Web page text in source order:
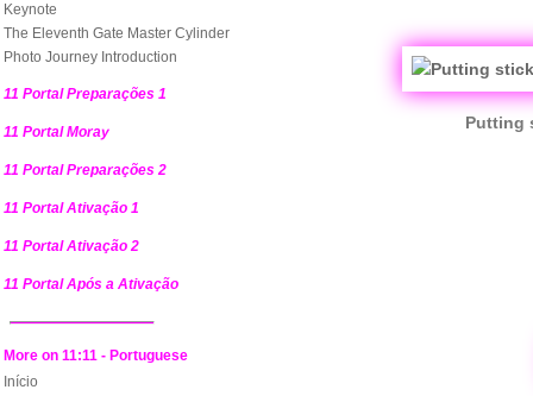
Putting
Keynote
The Eleventh Gate Master Cylinder
Photo Journey Introduction
11 Portal Preparações 1
11 Portal Moray
11 Portal Preparações 2
11 Portal Ativação 1
11 Portal Ativação 2
11 Portal Após a Ativação
More on 11:11 - Portuguese
Início